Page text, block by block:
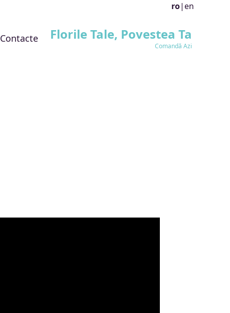
ro|en
Contacte Florile Tale, Povestea Ta
Comandă Azi